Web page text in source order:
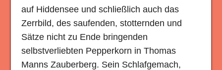
auf Hiddensee und schließlich auch das
Zerrbild, des saufenden, stotternden und
Sätze nicht zu Ende bringenden
selbstverliebten Pepperkorn in Thomas
Manns Zauberberg. Sein Schlafgemach,